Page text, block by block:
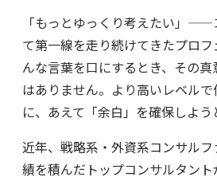
「もっとゆっくり考えたい」——
て第一線を走り続けてきたプロ
んな言葉を口にするとき、その
はありません。より高いレベル
に、あえて「余白」を確保しよう
近年、戦略系・外資系コンサル
績を積んだトップコンサルタン